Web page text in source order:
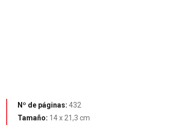
Nº de páginas:432
Tamaño: 14 x 21,3 cm